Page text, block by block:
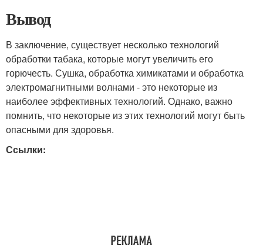
Вывод
В заключение, существует несколько технологий
обработки табака, которые могут увеличить его
горючесть. Сушка, обработка химикатами и обработка
электромагнитными волнами - это некоторые из
наиболее эффективных технологий. Однако, важно
помнить, что некоторые из этих технологий могут быть
опасными для здоровья.
Ссылки: